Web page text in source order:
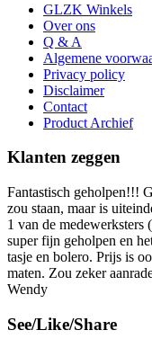
GLZK Winkels
Over ons
Q & A
Algemene
Privacy policy
Disclaimer
Contact
Product Archief
Klanten zeggen
Fantastisch geholpen!!!
zou staan, maar is
1 van de
super fijn geholpen en
tasje en bolero. Prijs is
maten. Zou zeker
Wendy
See/Like/Share